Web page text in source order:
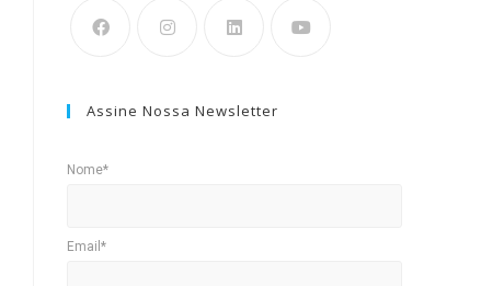
Assine Nossa Newsletter
Nome*
Email*